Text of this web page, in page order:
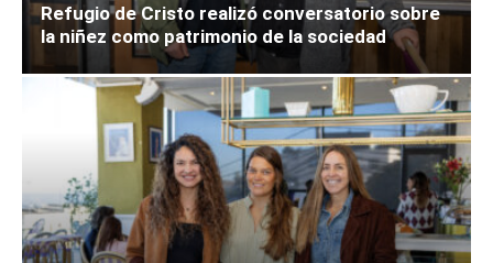
Refugio de Cristo realizó conversatorio sobre
la niñez como patrimonio de la sociedad